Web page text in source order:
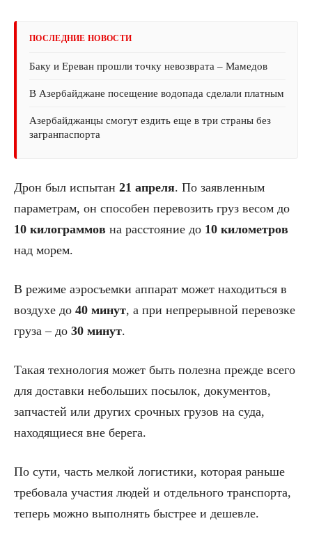
ПОСЛЕДНИЕ НОВОСТИ
Баку и Ереван прошли точку невозврата – Мамедов
В Азербайджане посещение водопада сделали платным
Азербайджанцы смогут ездить еще в три страны без
загранпаспорта
Дрон был испытан 21 апреля. По заявленным
параметрам, он способен перевозить груз весом до
10 килограммов на расстояние до 10 километров
над морем.
В режиме аэросъемки аппарат может находиться в
воздухе до 40 минут, а при непрерывной перевозке
груза – до 30 минут.
Такая технология может быть полезна прежде всего
для доставки небольших посылок, документов,
запчастей или других срочных грузов на суда,
находящиеся вне берега.
По сути, часть мелкой логистики, которая раньше
требовала участия людей и отдельного транспорта,
теперь можно выполнять быстрее и дешевле.